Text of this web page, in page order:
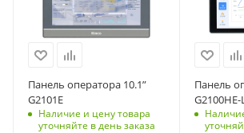
Панель оператора 10.1”
G2101E
Наличие и цену товара
уточняйте в день заказа
Панель